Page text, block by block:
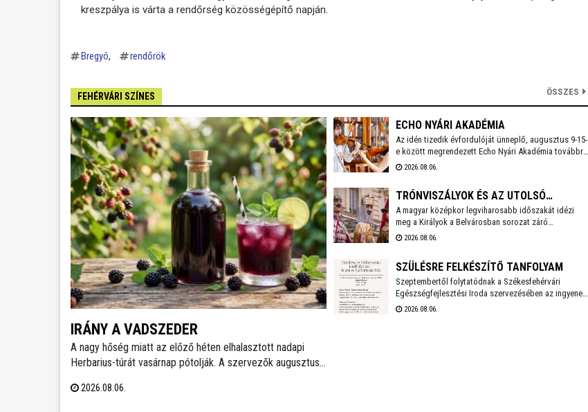
kreszpálya is várta a rendőrség közösségépítő napján.
Bregyó rendőrök
FEHÉRVÁRI SZÍNES ÖSSZES
IRÁNY A VADSZEDER
A nagy hőség miatt az előző héten elhalasztott nadapi
Herbarius-túrát vasárnap pótolják. A szervezők augusztus
programhoz, hogy a vitaminokban és ásványi anyagokban
2026.08.06.
ECHO NYÁRI AKADÉMIA
Az idén tizedik évfordulóját ünneplő, augusztus 9-15-
e között megrendezett Echo Nyári Akadémia továbbra
is sokkal többet kínál, mint egy hagyományos zenei
történő elvonulásnak köszönhetően az Akadémia
egyedülálló találkozási pontja a művésztanároknak, a
fiatal zenészeknek és a közönségnek.
2026.08.06.
TRÓNVISZÁLYOK ÉS AZ UTOLSÓ
ARANYÁG
A magyar középkor legviharosabb időszakát idézi
meg a Királyok a Belvárosban sorozat záró
felvonulása, mely a nagy hőség miatt a szokásosnál
kísérik.
2026.08.06.
SZÜLÉSRE FELKÉSZÍTŐ TANFOLYAM
Szeptembertől folytatódnak a Székesfehérvári
Egészségfejlesztési Iroda szervezésében az ingyenes,
szülésre felkészítő tanfolyamok. Az idei évben még
2026.08.06.